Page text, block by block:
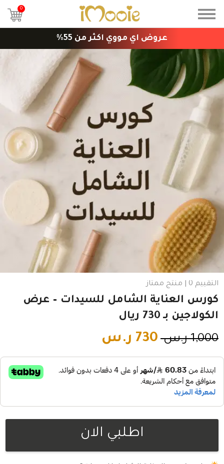
عروض اي مووي اكثر من 55%
0
التقييم 0 | منتج ممتاز
كورس العناية الشامل للسيدات – عرض
الكولاجين بـ 730 ريال
1,000 ر.س 730 ر.س
اطلبي الان